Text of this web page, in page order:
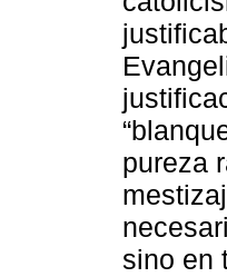
pureza
sino en